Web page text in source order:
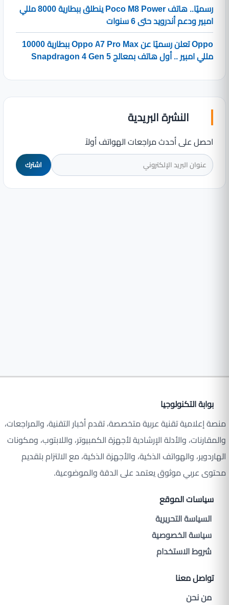
رسميًا.. هاتف Poco M8 Power ينطلق ببطارية 8000 مللي
امبير ودعم أندرويد حتى 6 سنوات
Oppo تعلن رسميًا عن Oppo A7 Pro Max ببطارية 10000
مللي امبير .. أول هاتف بمعالج Snapdragon 4 Gen 5
النشرة البريدية
احصل على أحدث مراجعات الهواتف أولاً
اشترك
بوابة التكنولوجيا
منصة إعلامية تقنية عربية متخصصة، تقدم أخبار التقنية، والمراجعات،
والمقارنات، والأدلة الإرشادية لأجهزة الكمبيوتر، واللابتوب، ومكونات
الهاردوير، والهواتف الذكية، والأجهزة الذكية، مع الالتزام بتقديم
محتوى عربي موثوق يعتمد على الدقة والموضوعية.
سياسات الموقع
السياسة التحريرية
سياسة الخصوصية
شروط الاستخدام
تواصل معنا
من نحن